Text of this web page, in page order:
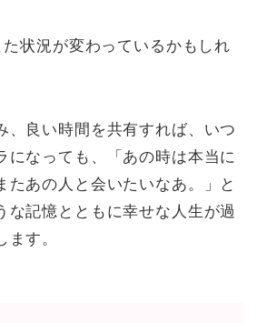
状況が変わっているかもしれ
、良い時間を共有すれば、いつ
になっても、「あの時は本当に
たあの人と会いたいなあ。」と
な記憶とともに幸せな人生が過
す。